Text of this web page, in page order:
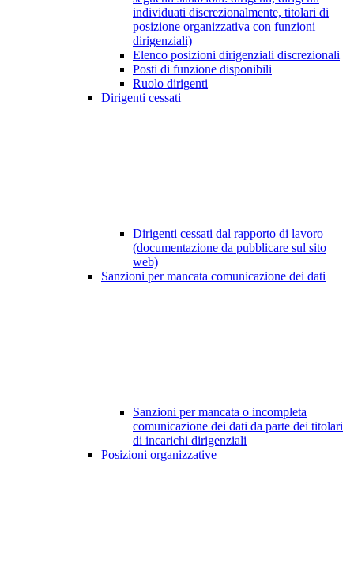
individuati discrezionalmente, titolari di
posizione organizzativa con funzioni
dirigenziali)
Elenco posizioni dirigenziali discrezionali
Posti di funzione disponibili
Ruolo dirigenti
Dirigenti cessati
Dirigenti cessati dal rapporto di lavoro
(documentazione da pubblicare sul sito
web)
Sanzioni per mancata comunicazione dei dati
Sanzioni per mancata o incompleta
comunicazione dei dati da parte dei titolari
di incarichi dirigenziali
Posizioni organizzative